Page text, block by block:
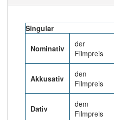
Singular
Nominativ
der
Filmpreis
Akkusativ
den
Filmpreis
Dativ
dem
Filmpreis